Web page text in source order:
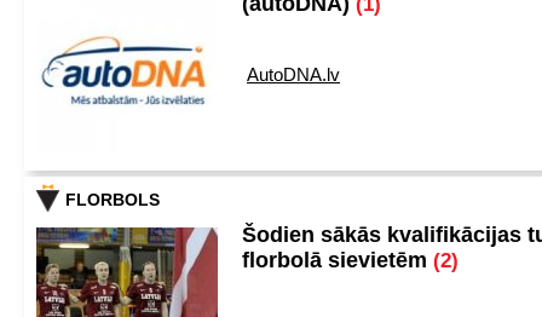
AutoDNA.lv
FLORBOLS
Šodien sākās kvalifikācijas
florbolā sievietēm (2)